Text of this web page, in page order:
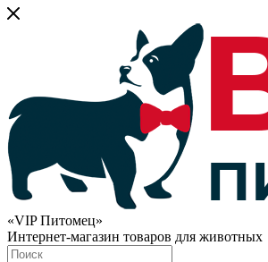
«VIP Питомец»
Интернет-магазин товаров для животных